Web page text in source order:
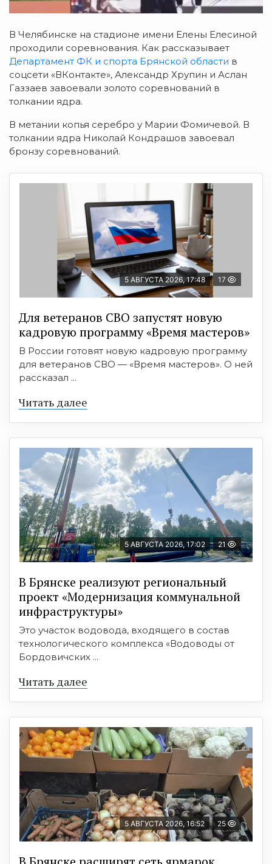
В Челябинске на стадионе имени Елены Елесиной
проходили соревнования. Как рассказывает
Департамент ФК и спорта Брянской области в
соцсети «ВКонтакте», Александр Хрупин и Аслан
Газзаев завоевали золото соревнований в
толкании ядра.
В метании копья серебро у Марии Фомичевой. В
толкании ядра Николай Кондрашов завоевал
бронзу соревнований.
5 АВГУСТА 2026, 17:48 17
Для ветеранов СВО запустят новую
кадровую программу «Время мастеров»
В России готовят новую кадровую программу
для ветеранов СВО — «Время мастеров». О ней
рассказал ...
Читать далее
5 АВГУСТА 2026, 17:02 21
В Брянске реализуют региональный
проект «Модернизация коммунальной
инфраструктуры»
Это участок водовода, входящего в состав
технологического комплекса «Водоводы от
Бордовичских ...
Читать далее
5 АВГУСТА 2026, 16:52 25